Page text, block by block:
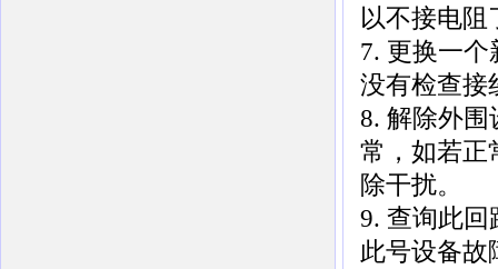
以不接电阻
7. 更换一
没有检查接
8. 解除外
常，如若正
除干扰。
9. 查询此
此号设备故